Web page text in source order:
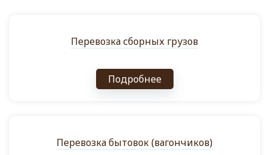
Перевозка сборных грузов
Подробнее
Перевозка бытовок (вагончиков)